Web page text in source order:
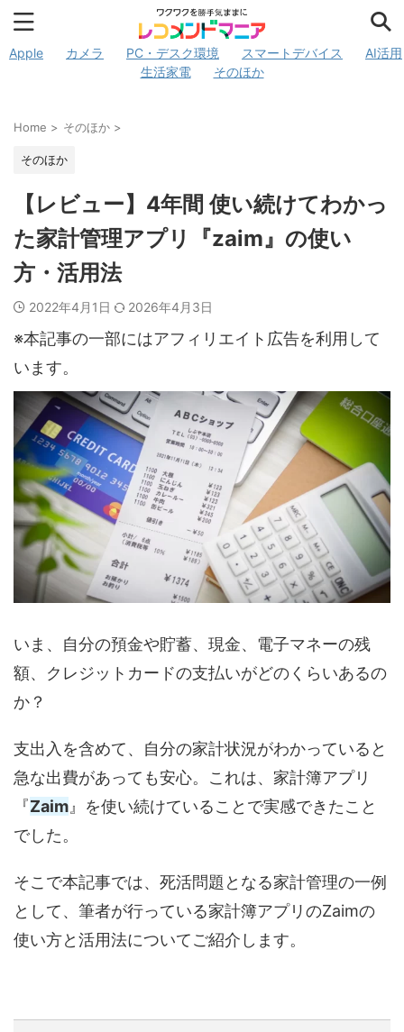
Apple カメラ PC・デスク環境 スマートデバイス
AI活用
生活家電
そのほか
Home > そのほか >
そのほか
【レビュー】4年間 使い続けてわかっ
た家計管理アプリ『zaim』の使い
方・活用法
2022年4月1日 2026年4月3日
※本記事の一部にはアフィリエイト広告を利用して
います。
いま、自分の預金や貯蓄、現金、電子マネーの残
額、クレジットカードの支払いがどのくらいあるの
か？
支出入を含めて、自分の家計状況がわかっていると
急な出費があっても安心。これは、家計簿アプリ
『Zaim 』を使い続けていることで実感できたこと
でした。
そこで本記事では、死活問題となる家計管理の一例
として、筆者が行っている家計簿アプリのZaimの
使い方と活用法についてご紹介します。